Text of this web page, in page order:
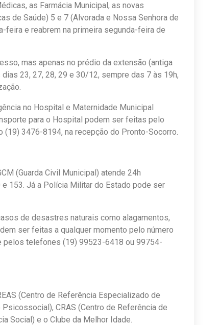
as Farmácia Municipal, as novas
de Saúde) 5 e 7 (Alvorada e Nossa Senhora de
feira e reabrem na primeira segunda-feira de
mas apenas no prédio da extensão (antiga
23, 27, 28, 29 e 30/12, sempre das 7 às 19h,
no Hospital e Maternidade Municipal
para o Hospital podem ser feitas pelo
3476-8194, na recepção do Pronto-Socorro.
(Guarda Civil Municipal) atende 24h
153. Já a Polícia Militar do Estado pode ser
de desastres naturais como alagamentos,
ser feitas a qualquer momento pelo número
pelos telefones (19) 99523-6418 ou 99754-
(Centro de Referência Especializado de
CRAS (Centro de Referência de
Social) e o Clube da Melhor Idade.